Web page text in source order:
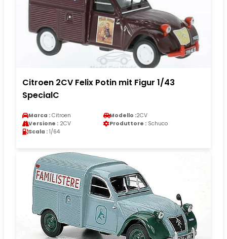
Citroen 2CV Felix Potin mit Figur 1/43
SpecialC
Marca : Citroen Modello :2CV
Versione : 2CV Produttore : Schuco
Scala : 1/64